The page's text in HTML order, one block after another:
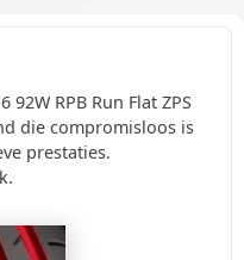
92W RPB Run Flat ZPS
die compromisloos is
prestaties.